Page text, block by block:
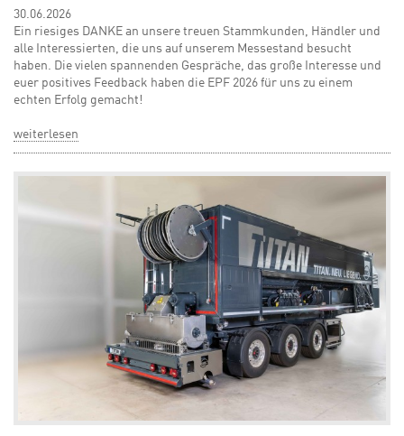
30.06.2026
Ein riesiges DANKE an unsere treuen Stammkunden, Händler und
alle Interessierten, die uns auf unserem Messestand besucht
haben. Die vielen spannenden Gespräche, das große Interesse und
euer positives Feedback haben die EPF 2026 für uns zu einem
echten Erfolg gemacht!
weiterlesen